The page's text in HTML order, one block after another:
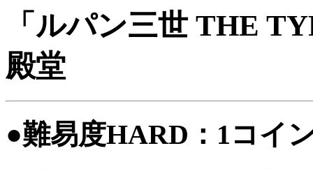
「ルパン三世 THE
殿堂
●難易度HARD：1コイ